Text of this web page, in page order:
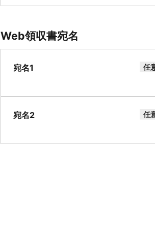
Web領収書宛名
宛名1 任
宛名2 任